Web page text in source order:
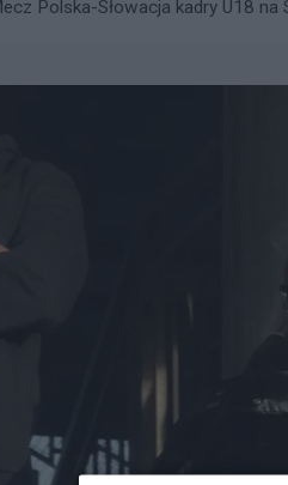
Polska-Słowacja kadry U18 na